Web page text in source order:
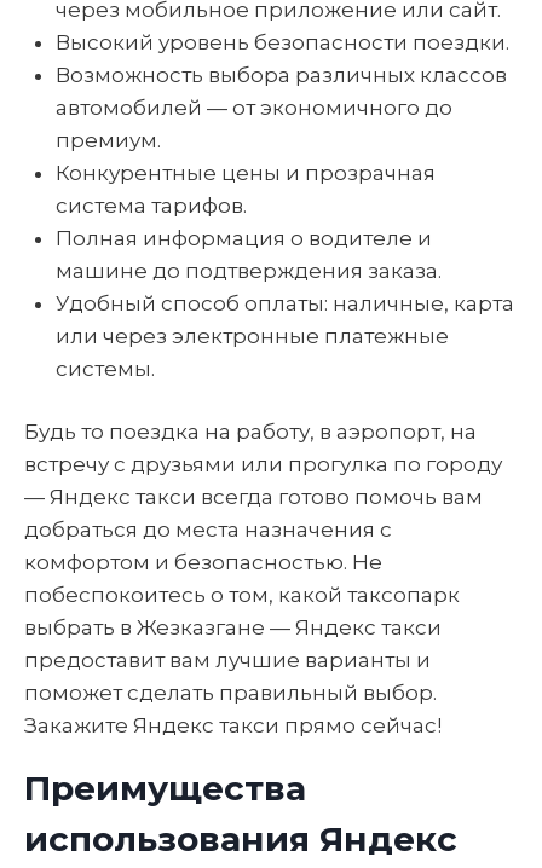
через мобильное приложение или сайт.
Высокий уровень безопасности поездки.
Возможность выбора различных классов
автомобилей — от экономичного до
премиум.
Конкурентные цены и прозрачная
система тарифов.
Полная информация о водителе и
машине до подтверждения заказа.
Удобный способ оплаты: наличные, карта
или через электронные платежные
системы.
Будь то поездка на работу, в аэропорт, на
встречу с друзьями или прогулка по городу
— Яндекс такси всегда готово помочь вам
добраться до места назначения с
комфортом и безопасностью. Не
побеспокоитесь о том, какой таксопарк
выбрать в Жезказгане — Яндекс такси
предоставит вам лучшие варианты и
поможет сделать правильный выбор.
Закажите Яндекс такси прямо сейчас!
Преимущества
использования Яндекс